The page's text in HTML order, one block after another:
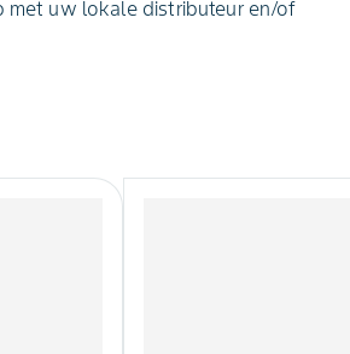
met uw lokale distributeur en/of